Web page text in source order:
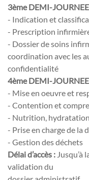
3ème DEMI-JOURNEE
- Indication et
- Prescription
- Dossier de soins
coordination avec les
confidentialité
4ème DEMI-JOURNEE
- Mise en oeuvre et
- Contention et
- Nutrition,
- Prise en charge de la
- Gestion des déchets
Délai d’accès : Jusqu’à
validation du